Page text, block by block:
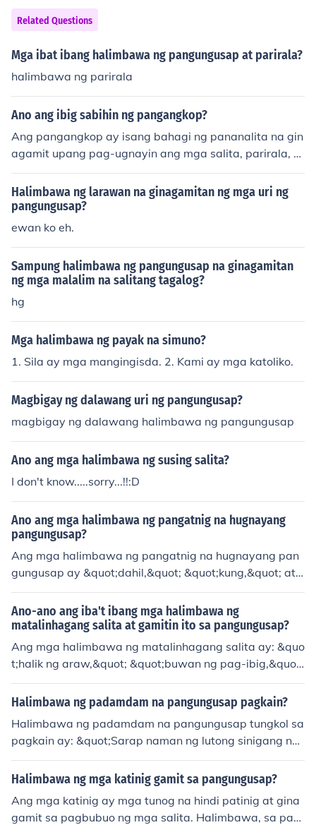
Related Questions
Mga ibat ibang halimbawa ng pangungusap at parirala?
halimbawa ng parirala
Ano ang ibig sabihin ng pangangkop?
Ang pangangkop ay isang bahagi ng pananalita na gin
agamit upang pag-ugnayin ang mga salita, parirala, o
sugnay sa isang pangungusap. Karaniwang ginagamit
ang mga pang-angkop na &quot;na&quot; at &quot;ng
&quot; sa Filipino. Ang mga ito ay nag-uugnay ng mga i
deya at tumutulong sa pagbibigay-linaw sa relasyon n
ng daloy ng pagsasalita o pagsusulat.
Halimbawa ng larawan na ginagamitan ng mga uri ng
pangungusap?
ewan ko eh.
Sampung halimbawa ng pangungusap na ginagamitan
ng mga malalim na salitang tagalog?
hg
Mga halimbawa ng payak na simuno?
1. Sila ay mga mangingisda. 2. Kami ay mga katoliko.
Magbigay ng dalawang uri ng pangungusap?
magbigay ng dalawang halimbawa ng pangungusap
Ano ang mga halimbawa ng susing salita?
I don't know.....sorry...!!:D
Ano ang mga halimbawa ng pangatnig na hugnayang
pangungusap?
Ang mga halimbawa ng pangatnig na hugnayang pan
gungusap ay &quot;dahil,&quot; &quot;kung,&quot; at
&quot;palibhasa.&quot; Ito ay mga salitang nag-uugna
y sa dalawang pangungusap upang magkaroon ng kon
eksyon o relasyon sa kanilang kahulugan.
Ano-ano ang iba't ibang mga halimbawa ng
matalinhagang salita at gamitin ito sa pangungusap?
Ang mga halimbawa ng matalinhagang salita ay: &quo
t;halik ng araw,&quot; &quot;buwan ng pag-ibig,&quot;
at &quot;dagat ng luha.&quot; Sa pangungusap, maaa
ring sabihing: &quot;Sa ilalim ng halik ng araw, nagtipo
Ang kanyang mga alaala ay tila isang dagat ng luha n
a hindi matigil.&quot;
Halimbawa ng padamdam na pangungusap pagkain?
Halimbawa ng padamdam na pangungusap tungkol sa
pagkain ay: &quot;Sarap naman ng lutong sinigang na i
to!&quot; o &quot;Ang bango ng freshly baked bread!&
quot; Ang mga pangungusap na ito ay nagpapahayag
pagkain. Ang padamdam na pangungusap ay kadalas
Halimbawa ng mga katinig gamit sa pangungusap?
Ang mga katinig ay mga tunog na hindi patinig at gina
gamit sa pagbubuo ng mga salita. Halimbawa, sa pan